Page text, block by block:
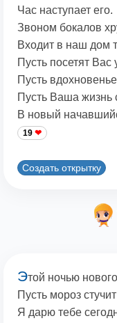
Час наступает его.
Звоном бокалов
Входит в наш дом
Пусть посетят Вас
Пусть
Пусть Ваша жизнь
В новый
19
Создать открытку
Этой ночью
Пусть мороз
Я дарю тебе